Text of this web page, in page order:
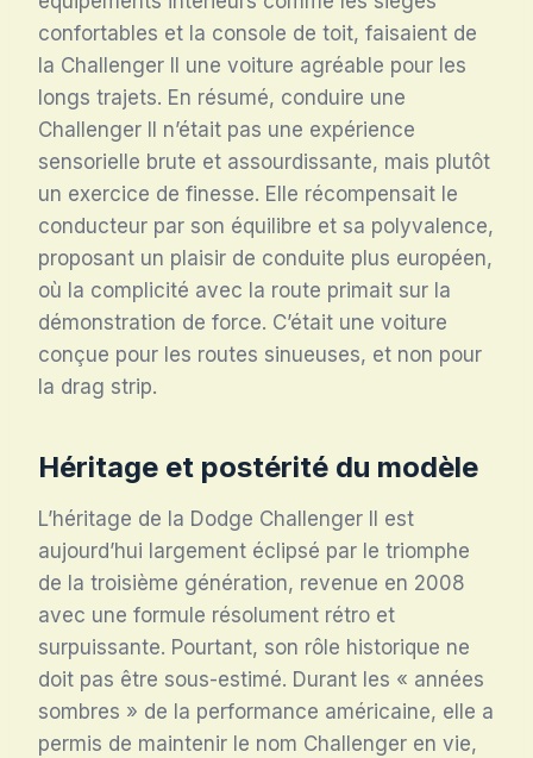
confortables et la console de toit, faisaient de
la Challenger II une voiture agréable pour les
longs trajets. En résumé, conduire une
Challenger II n’était pas une expérience
sensorielle brute et assourdissante, mais plutôt
un exercice de finesse. Elle récompensait le
conducteur par son équilibre et sa polyvalence,
proposant un plaisir de conduite plus européen,
où la complicité avec la route primait sur la
démonstration de force. C’était une voiture
conçue pour les routes sinueuses, et non pour
la drag strip.
Héritage et postérité du modèle
L’héritage de la Dodge Challenger II est
aujourd’hui largement éclipsé par le triomphe
de la troisième génération, revenue en 2008
avec une formule résolument rétro et
surpuissante. Pourtant, son rôle historique ne
doit pas être sous-estimé. Durant les « années
sombres » de la performance américaine, elle a
permis de maintenir le nom Challenger en vie,